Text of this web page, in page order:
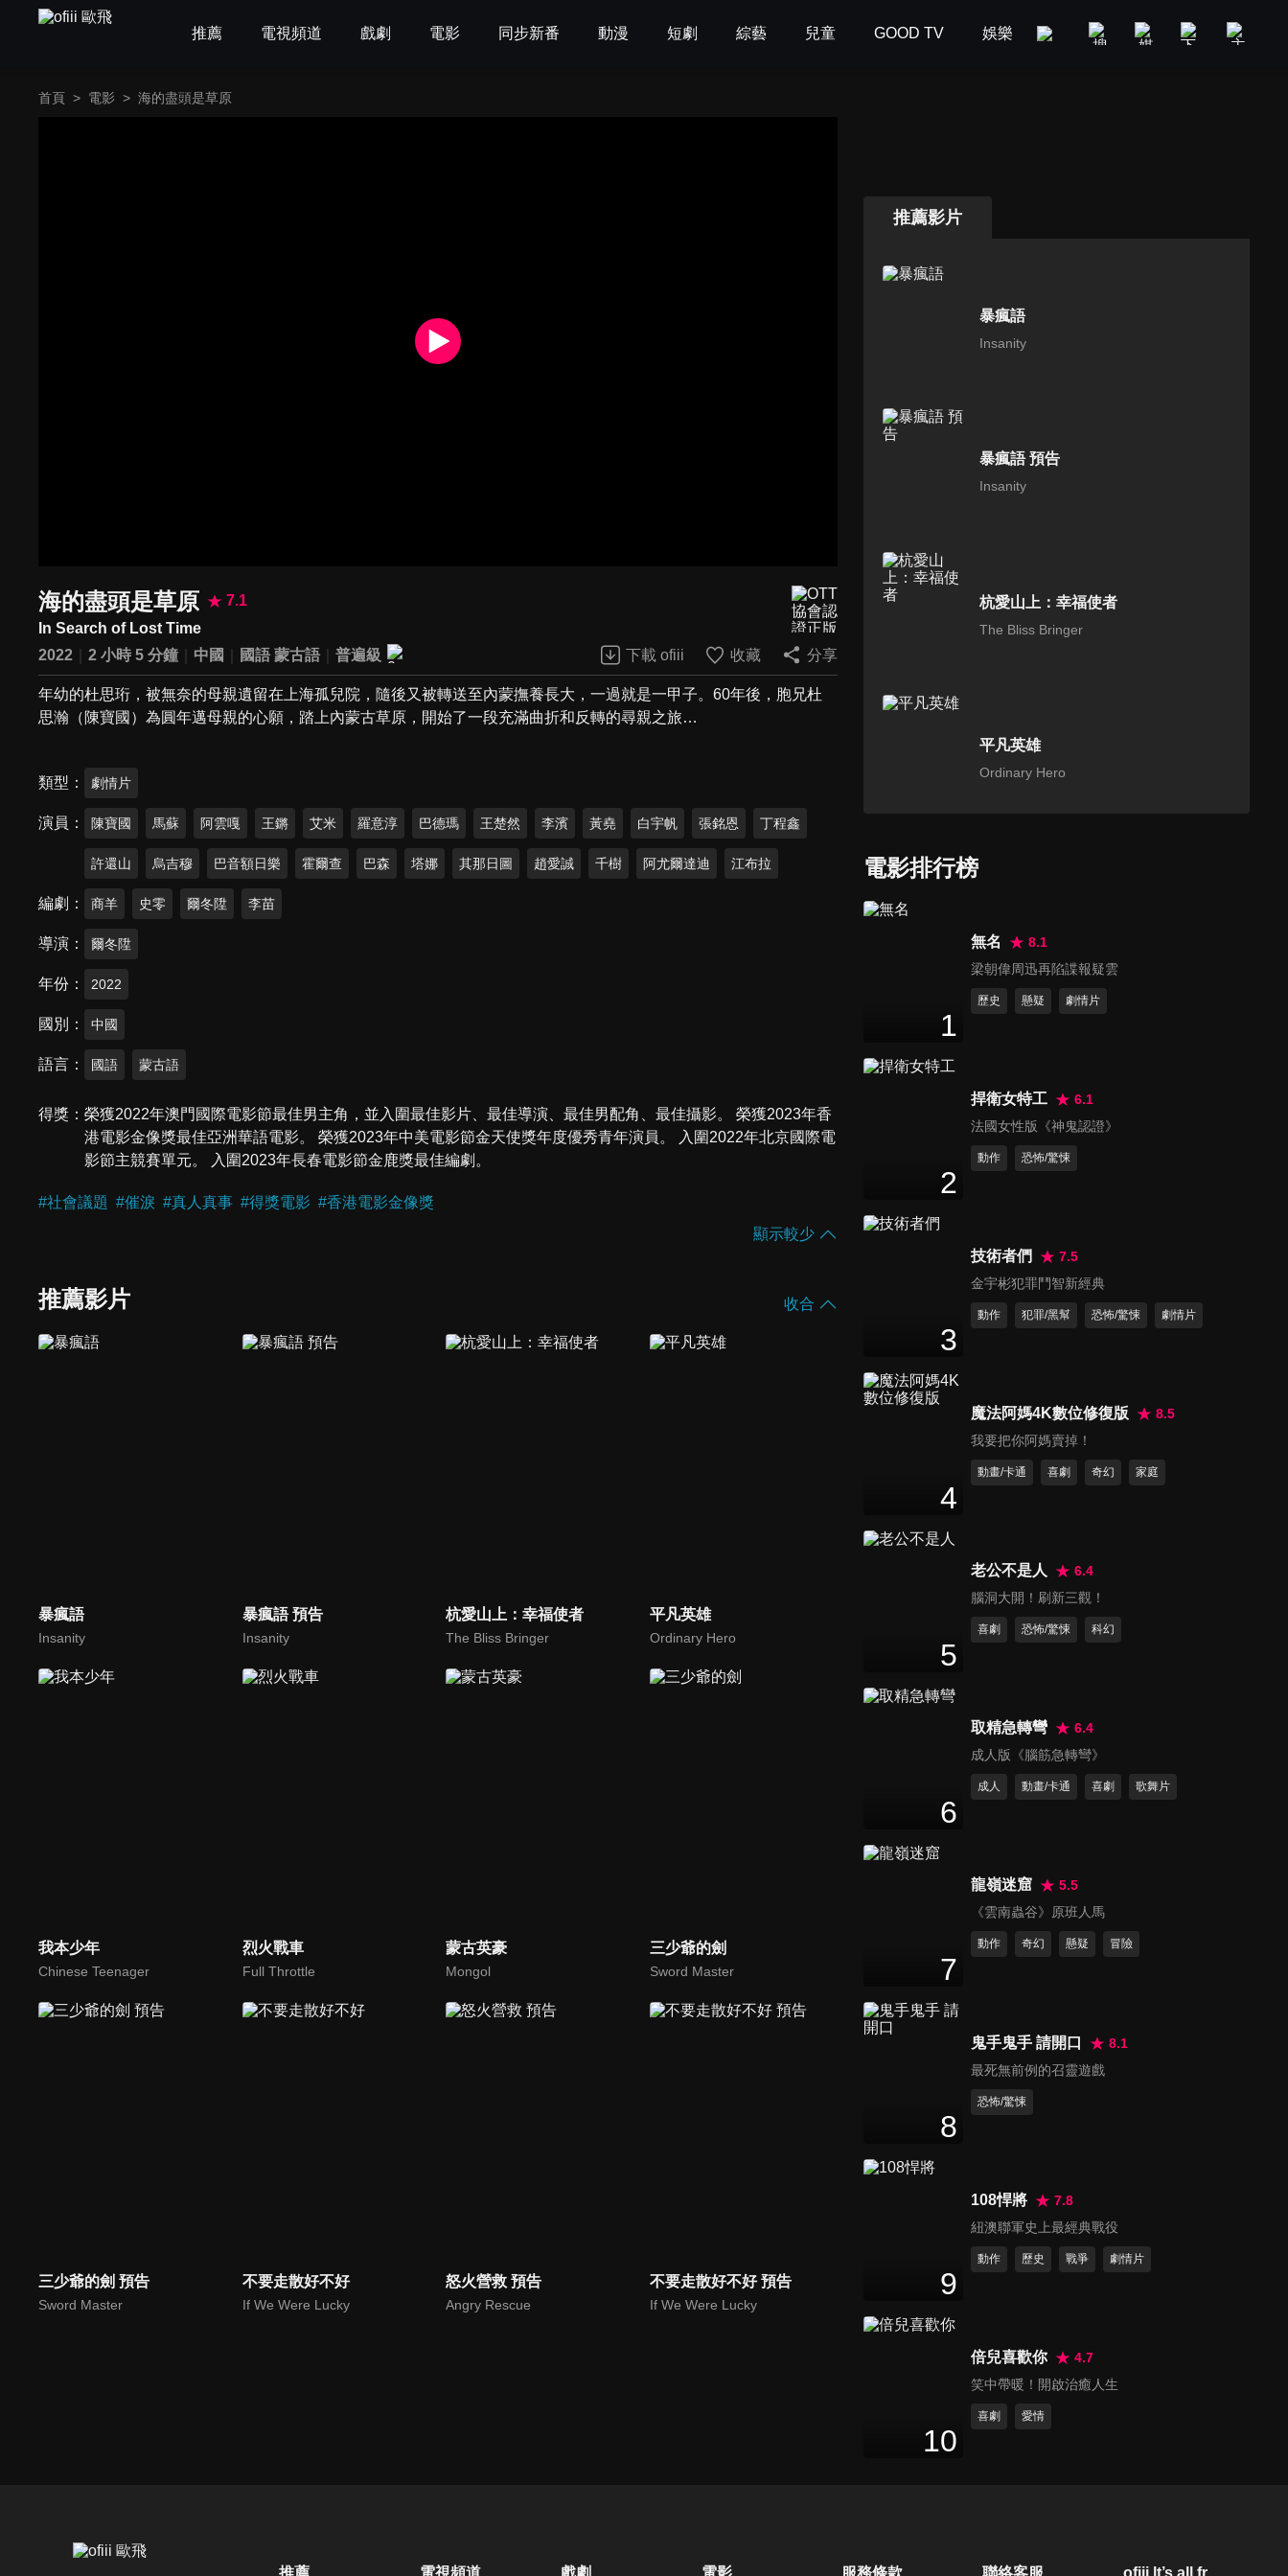
推薦 電視頻道 戲劇 電影 同步新番 動漫 短劇 綜藝 兒童 GOOD TV 娛樂 美食旅遊 新聞政論
首頁 > 電影 > 海的盡頭是草原
海的盡頭是草原
7.1
In Search of Lost Time
2022
2 小時 5 分鐘 中國 國語 蒙古語 普遍級 下載 ofiii 收藏 分享
年幼的杜思珩，被無奈的母親遺留在上海孤兒院，隨後又被轉送至內蒙撫養長大，一過就是一甲子。60年後，胞兄杜
思瀚（陳寶國）為圓年邁母親的心願，踏上內蒙古草原，開始了一段充滿曲折和反轉的尋親之旅…
類型 劇情片
演員 陳寶國 馬蘇 阿雲嘎 王鏘 艾米 羅意淳 巴德瑪 王楚然 李濱 黃堯 白宇帆 張銘恩 丁程鑫
許還山 烏吉穆 巴音額日樂 霍爾查 巴森 塔娜 其那日圖 趙愛誠 千樹 阿尤爾達迪 江布拉
編劇 商羊 史零 爾冬陞 李苗
導演 爾冬陞
年份 2022
國別 中國
語言 國語 蒙古語
得獎
榮獲2022年澳門國際電影節最佳男主角，並入圍最佳影片、最佳導演、最佳男配角、最佳攝影。 榮獲2023年香
港電影金像獎最佳亞洲華語電影。 榮獲2023年中美電影節金天使獎年度優秀青年演員。 入圍2022年北京國際電
影節主競賽單元。 入圍2023年長春電影節金鹿獎最佳編劇。
#社會議題 #催淚 #真人真事 #得獎電影 #香港電影金像獎
顯示較少
推薦影片 收合
暴瘋語
Insanity
暴瘋語 預告
Insanity
杭愛山上：幸福使者
The Bliss Bringer
平凡英雄
Ordinary Hero
我本少年
Chinese Teenager
烈火戰車
Full Throttle
蒙古英豪
Mongol
三少爺的劍
Sword Master
三少爺的劍 預告
Sword Master
不要走散好不好
If We Were Lucky
怒火營救 預告
Angry Rescue
不要走散好不好 預告
If We Were Lucky
推薦影片
暴瘋語
Insanity
暴瘋語 預告
Insanity
杭愛山上：幸福使者
The Bliss Bringer
平凡英雄
Ordinary Hero
三少爺的劍
不要走散好不好
If We Were Lucky
怒火營救 預告
不要走散好不好 預告
If We Were Lucky
電影排行榜
1
無名
8.1
梁朝偉周迅再陷諜報疑雲
歷史 懸疑 劇情片
2
捍衛女特工
6.1
法國女性版《神鬼認證》
動作 恐怖/驚悚
3
技術者們
7.5
金宇彬犯罪鬥智新經典
動作 犯罪/黑幫 恐怖/驚悚 劇情片
4
魔法阿媽4K數位修復版
8.5
我要把你阿媽賣掉！
動畫/卡通 喜劇 奇幻 家庭
5
老公不是人
6.4
腦洞大開！刷新三觀！
喜劇 恐怖/驚悚 科幻
6
取精急轉彎
6.4
成人版《腦筋急轉彎》
成人 動畫/卡通 喜劇 歌舞片
7
龍嶺迷窟
5.5
《雲南蟲谷》原班人馬
動作 奇幻 懸疑 冒險
8
鬼手鬼手 請開口
8.1
最死無前例的召靈遊戲
恐怖/驚悚
9
108悍將
7.8
紐澳聯軍史上最經典戰役
動作 歷史 戰爭 劇情片
10
倍兒喜歡你
4.7
笑中帶暖！開啟治癒人生
喜劇 愛情
推薦 電視頻道 戲劇 電影 服務條款 聯絡客服